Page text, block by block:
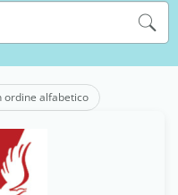
ordine alfabetico